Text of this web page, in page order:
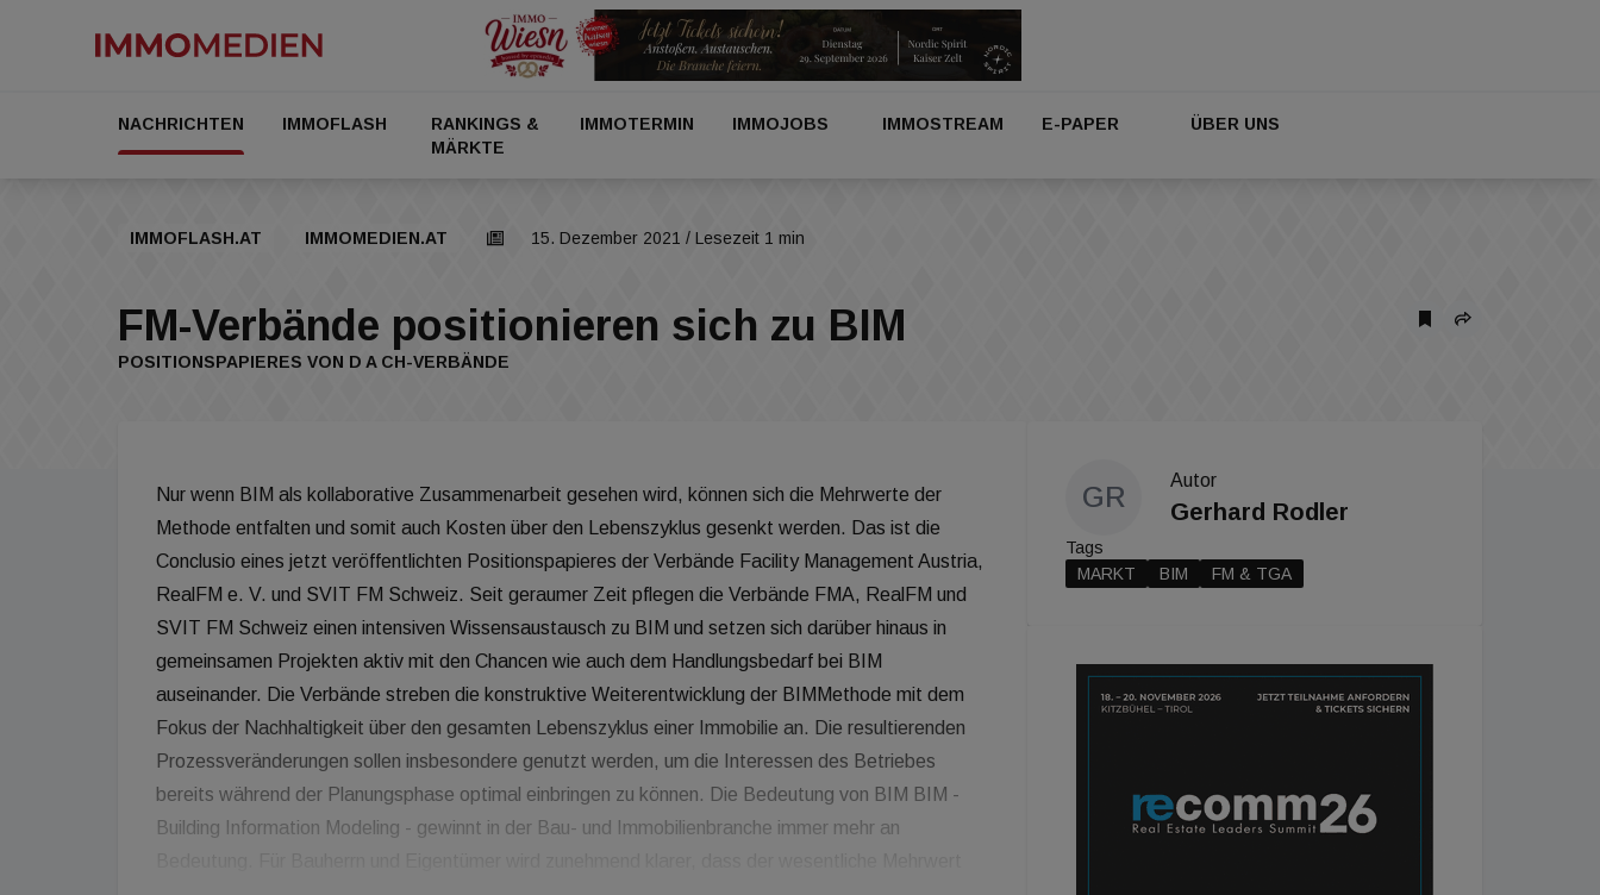
NACHRICHTEN IMMOFLASH
RANKINGS &
MÄRKTE
IMMOTERMIN IMMOJOBS IMMOSTREAM E-PAPER ÜBER UNS
IMMOFLASH.AT IMMOMEDIEN.AT 15. Dezember 2021 / Lesezeit 1 min
FM-Verbände positionieren sich zu BIM
POSITIONSPAPIERES VON D A CH-VERBÄNDE
Nur wenn BIM als kollaborative Zusammenarbeit gesehen wird, können sich die Mehrwerte der
Methode entfalten und somit auch Kosten über den Lebenszyklus gesenkt werden. Das ist die
Conclusio eines jetzt veröffentlichten Positionspapieres der Verbände Facility Management Austria,
RealFM e. V. und SVIT FM Schweiz. Seit geraumer Zeit pflegen die Verbände FMA, RealFM und
SVIT FM Schweiz einen intensiven Wissensaustausch zu BIM und setzen sich darüber hinaus in
gemeinsamen Projekten aktiv mit den Chancen wie auch dem Handlungsbedarf bei BIM
auseinander. Die Verbände streben die konstruktive Weiterentwicklung der BIMMethode mit dem
Fokus der Nachhaltigkeit über den gesamten Lebenszyklus einer Immobilie an. Die resultierenden
Prozessveränderungen sollen insbesondere genutzt werden, um die Interessen des Betriebes
bereits während der Planungsphase optimal einbringen zu können. Die Bedeutung von BIM BIM -
Building Information Modeling - gewinnt in der Bau- und Immobilienbranche immer mehr an
GR
Autor
Gerhard Rodler
Tags
MARKT
BIM FM & TGA